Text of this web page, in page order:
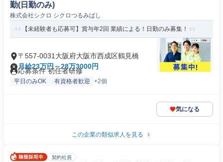
勤(日勤のみ)
株式会社シクロ シクロつるみばし
【未経験者も応募可】賞与年2回 業績による！日勤のみ募集！
〒557-0031大阪府大阪市西成区鶴見橋
月給23万円～28万3000円
応募条件 初任者研修
平日のみOK 有資格者歓迎 +2個
気になる
この企業の類似求人を見る
契約社員